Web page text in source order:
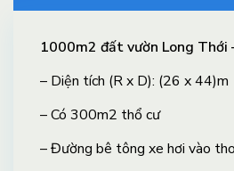
1000m2 đất vườn Long Thới
– Diện tích (R x D): (26 x 44)m
– Có 300m2 thổ cư
– Đường bê tông xe hơi vào